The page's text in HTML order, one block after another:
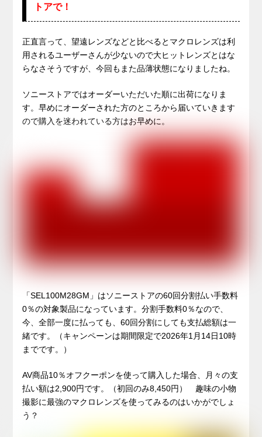
トアで！
正直言って、望遠レンズなどと比べるとマクロレンズは利
用されるユーザーさんが少ないので大ヒットレンズとはな
らなさそうですが、今回もまた品薄状態になりましたね。
ソニーストアではオーダーいただいた順に出荷になりま
す。早めにオーダーされた方のところから届いていきます
ので購入を迷われている方はお早めに。
「SEL100M28GM」はソニーストアの60回分割払い手数料
0％の対象製品になっています。分割手数料0％なので、
今、全部一度に払っても、60回分割にしても支払総額は一
緒です。（キャンペーンは期間限定で2026年1月14日10時
までです。）
AV商品10％オフクーポンを使って購入した場合、月々の支
払い額は2,900円です。（初回のみ8,450円） 趣味の小物
撮影に最強のマクロレンズを使ってみるのはいかがでしょ
う？